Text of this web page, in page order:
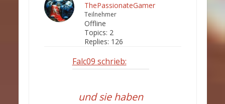
ThePassionateGamer
Teilnehmer
Offline
Topics: 2
Replies: 126
Falc09 schrieb:
und sie haben